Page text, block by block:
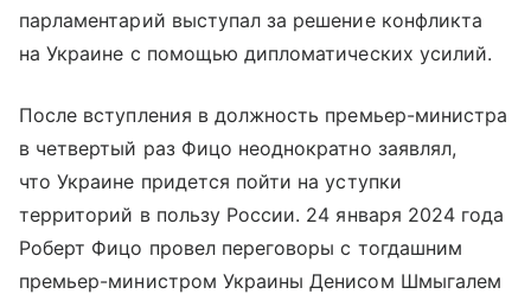
парламентарий выступал за решение конфликта
на Украине с помощью дипломатических усилий.
После вступления в должность премьер-министра
в четвертый раз Фицо неоднократно заявлял,
что Украине придется пойти на уступки
территорий в пользу России. 24 января 2024 года
Роберт Фицо провел переговоры с тогдашним
премьер-министром Украины Денисом Шмыгалем